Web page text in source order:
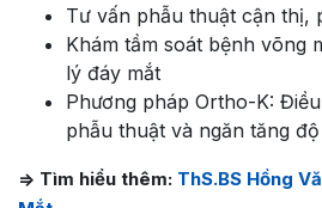
Tư vấn phẫu thuật cận thị,
Khám tầm soát bệnh võng
lý đáy mắt
Phương pháp Ortho-K:
phẫu thuật và ngăn tăng
=> Tìm hiểu thêm: ThS.BS Hồng